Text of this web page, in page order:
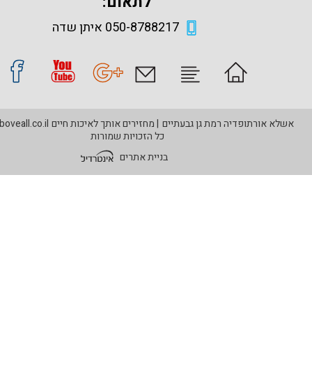
050-8788217 איתן שדה
רמת גן גבעתיים מחזירים אותך לאיכות חיים www.aboveall.co.il
©
כל הזכויות שמורות